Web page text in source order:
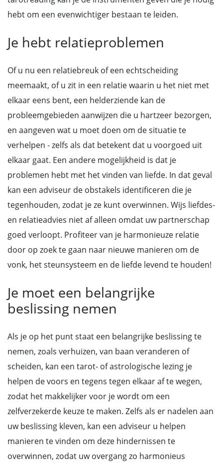
hebt om een evenwichtiger bestaan te leiden.
Je hebt relatieproblemen
Of u nu een relatiebreuk of een echtscheiding
meemaakt, of u zit in een relatie waarin u het niet met
elkaar eens bent, een helderziende kan de
probleemgebieden aanwijzen die u hartzeer bezorgen,
en aangeven wat u moet doen om de situatie te
verhelpen - zelfs als dat betekent dat u voorgoed uit
elkaar gaat. Een andere mogelijkheid is dat je
problemen hebt met het vinden van liefde. In dat geval
kan een adviseur de obstakels identificeren die je
tegenhouden, zodat je ze kunt overwinnen. Wijs liefdes-
en relatieadvies niet af alleen omdat uw partnerschap
goed verloopt. Profiteer van je harmonieuze relatie
door op zoek te gaan naar nieuwe manieren om de
vonk, het steunsysteem en de liefde levend te houden!
Je moet een belangrijke
beslissing nemen
Als je op het punt staat een belangrijke beslissing te
nemen, zoals verhuizen, van baan veranderen of
scheiden, kan een tarot- of astrologische lezing je
helpen de voors en tegens tegen elkaar af te wegen,
zodat het makkelijker voor je wordt om een
zelfverzekerde keuze te maken. Zelfs als er nadelen aan
uw beslissing kleven, kan een adviseur u helpen
manieren te vinden om deze hindernissen te
overwinnen, zodat uw overgang zo harmonieus